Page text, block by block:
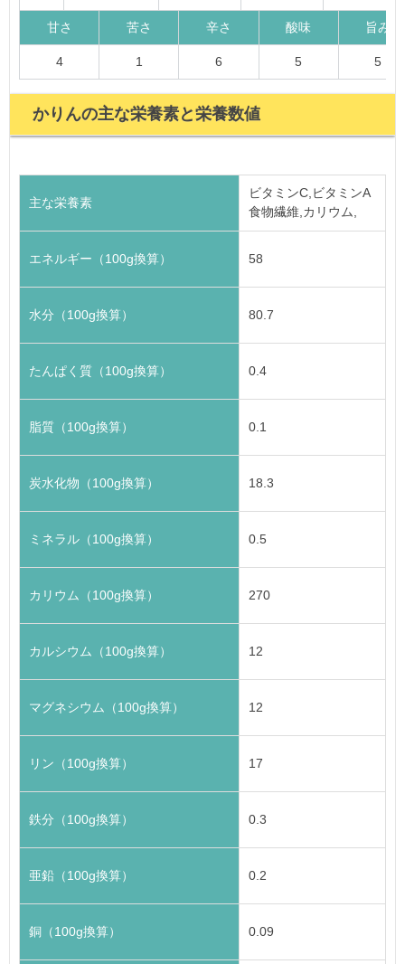
甘さ
4
苦さ
1
辛さ
6
酸味
5
旨み
5
かりんの主な栄養素と栄養数値
主な栄養素
ビタミンC,ビタミンA
食物繊維,カリウム,
エネルギー（100g換算） 58
水分（100g換算） 80.7
たんぱく質（100g換算） 0.4
脂質（100g換算） 0.1
炭水化物（100g換算） 18.3
ミネラル（100g換算） 0.5
カリウム（100g換算） 270
カルシウム（100g換算） 12
マグネシウム（100g換算） 12
リン（100g換算） 17
鉄分（100g換算） 0.3
亜鉛（100g換算） 0.2
銅（100g換算） 0.09